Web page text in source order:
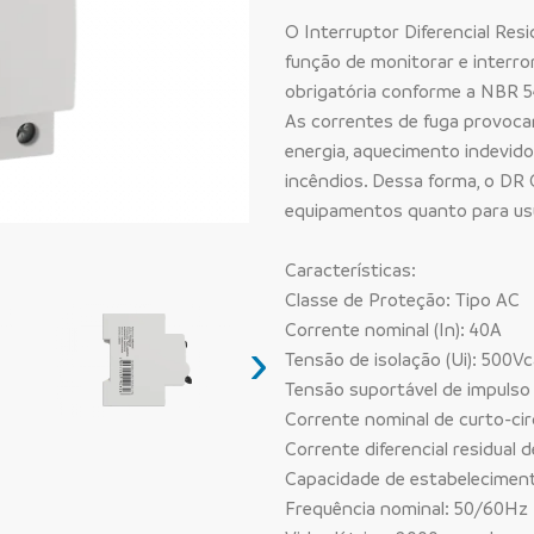
›
O Interruptor Diferencial
função de monitorar e
obrigatória conforme a NBR
As correntes de fuga
energia, aquecimento
incêndios. Dessa forma, o
equipamentos quanto para
Características:
Classe de Proteção: Tipo AC
Corrente nominal (In): 40A
Tensão de isolação (Ui):
Tensão suportável de
Corrente nominal de curto-
Corrente diferencial residual
Capacidade de
Frequência nominal: 50/60Hz